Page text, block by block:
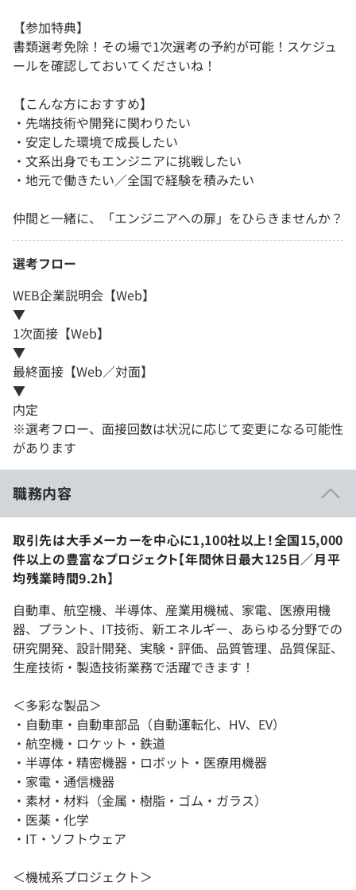
【参加特典】
書類選考免除！その場で1次選考の予約が可能！スケジュ
ールを確認しておいてくださいね！
【こんな方におすすめ】
・先端技術や開発に関わりたい
・安定した環境で成長したい
・文系出身でもエンジニアに挑戦したい
・地元で働きたい／全国で経験を積みたい
仲間と一緒に、「エンジニアへの扉」をひらきませんか？
選考フロー
WEB企業説明会【Web】
▼
1次面接【Web】
▼
最終面接【Web／対面】
▼
内定
※選考フロー、面接回数は状況に応じて変更になる可能性
があります
職務内容
取引先は大手メーカーを中心に1,100社以上！全国15,000
件以上の豊富なプロジェクト【年間休日最大125日／月平
均残業時間9.2h】
自動車、航空機、半導体、産業用機械、家電、医療用機
器、プラント、IT技術、新エネルギー、あらゆる分野での
研究開発、設計開発、実験・評価、品質管理、品質保証、
生産技術・製造技術業務で活躍できます！
＜多彩な製品＞
・自動車・自動車部品（自動運転化、HV、EV）
・航空機・ロケット・鉄道
・半導体・精密機器・ロボット・医療用機器
・家電・通信機器
・素材・材料（金属・樹脂・ゴム・ガラス）
・医薬・化学
・IT・ソフトウェア
＜機械系プロジェクト＞